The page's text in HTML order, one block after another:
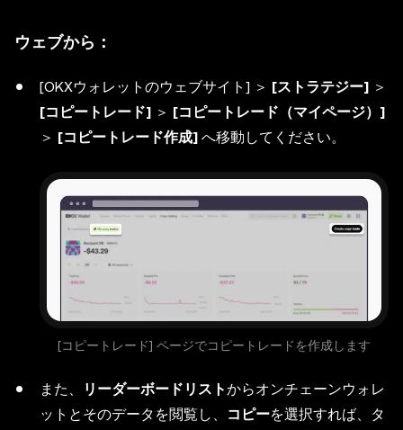
ウェブから：
[OKXウォレットのウェブサイト] ＞ [ストラテジー] ＞
[コピートレード] ＞ [コピートレード（マイページ）]
＞ [コピートレード作成] へ移動してください。
[コピートレード] ページでコピートレードを作成します
また、 リーダーボードリストからオンチェーンウォレ
ットとそのデータを閲覧し、
コピーを選択すれば、タ